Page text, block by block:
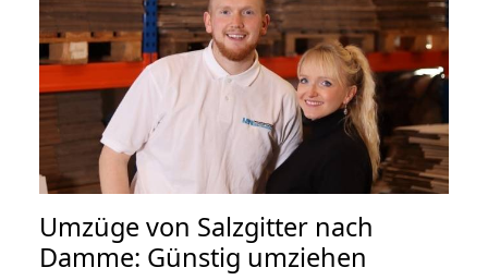
Umzüge von Salzgitter nach
Damme: Günstig umziehen